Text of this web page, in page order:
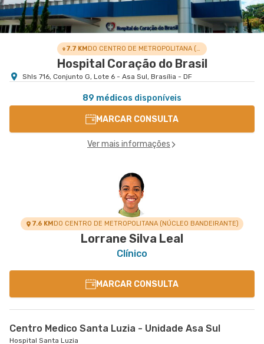
7.7 KM DO CENTRO DE METROPOLITANA (NÚCLEO BANDEIRANTE)
Hospital Coração do Brasil
Shls 716, Conjunto G, Lote 6 - Asa Sul, Brasília - DF
89 médicos disponíveis
MARCAR CONSULTA
Ver mais informações
7.6 KMDO CENTRO DE METROPOLITANA (NÚCLEO BANDEIRANTE)
Lorrane Silva Leal
Clínico
MARCAR CONSULTA
Centro Medico Santa Luzia - Unidade Asa Sul
Hospital Santa Luzia